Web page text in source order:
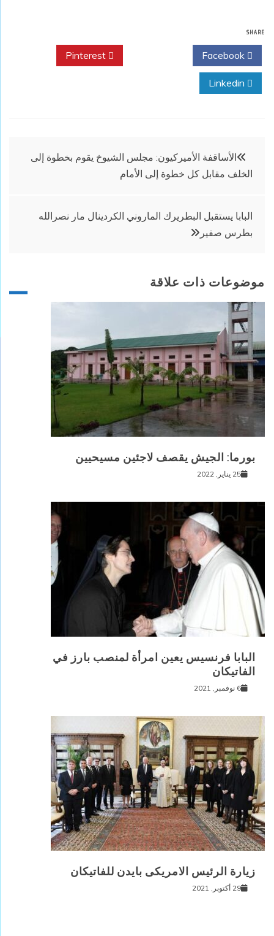
SHARE
تصفّح
المقالات
الأساقفة الأميركيون: مجلس الشيوخ يقوم بخطوة إلى
الخلف مقابل كل خطوة إلى الأمام
البابا يستقبل البطريرك الماروني الكردينال مار نصرالله
بطرس صفير
موضوعات ذات علاقة
بورما: الجيش يقصف لاجئين مسيحيين
25 يناير, 2022
البابا فرنسيس يعين امرأة لمنصب بارز في
الفاتيكان
6 نوفمبر, 2021
زيارة الرئيس الامريكى بايدن للفاتيكان
29 أكتوبر, 2021